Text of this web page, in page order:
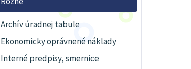
Archív úradnej tabule
Ekonomicky oprávnené náklady
Interné predpisy, smernice